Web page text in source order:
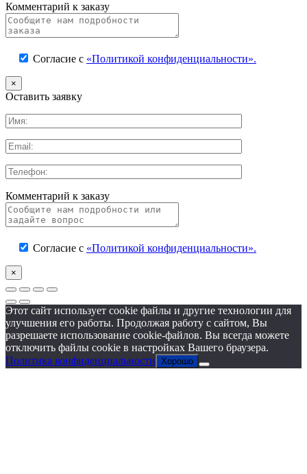
Комментарий к заказу
Согласие с «Политикой конфиденциальности».
×
Оставить заявку
Комментарий к заказу
Согласие с «Политикой конфиденциальности».
×
Этот сайт использует cookie файлы и другие технологии для
улучшения его работы. Продолжая работу с сайтом, Вы
разрешаете использование cookie-файлов. Вы всегда можете
отключить файлы cookie в настройках Вашего браузера.
Политика конфиденциальности Хорошо